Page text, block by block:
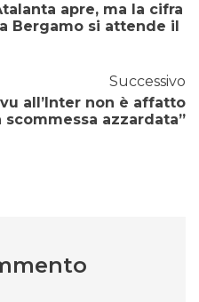
apre, ma la cifra
Bergamo si attende il
Successivo
all’Inter non è affatto
scommessa azzardata”